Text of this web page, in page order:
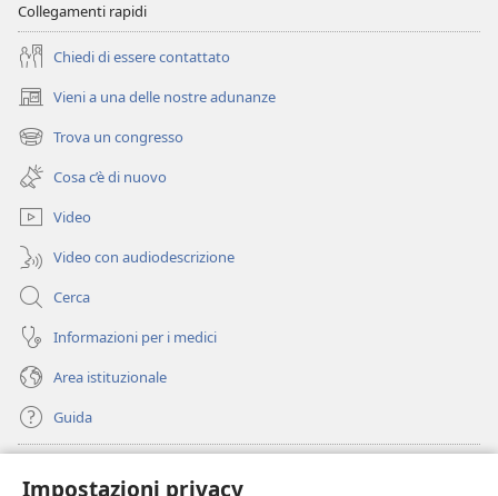
Impostazioni privacy
Collegamenti rapidi
Chiedi di essere contattato
Vieni a una delle nostre adunanze
(apre
una
nuova
finestra)
Trova un congresso
(apre
una
nuova
finestra)
Cosa c’è di nuovo
Video
Video con audiodescrizione
Cerca
Informazioni per i medici
Area istituzionale
Guida
(apre